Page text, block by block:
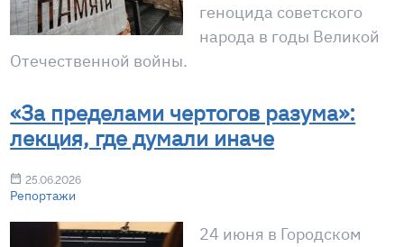
геноцида советского
народа в годы Великой
Отечественной войны.
«За пределами чертогов разума»:
лекция, где думали иначе
25.06.2026
Репортажи
24 июня в Городском